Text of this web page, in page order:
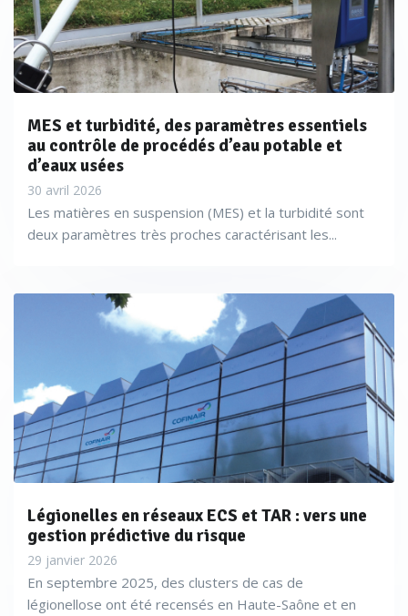
MES et turbidité, des paramètres essentiels
au contrôle de procédés d’eau potable et
d’eaux usées
30 avril 2026
Les matières en suspension (MES) et la turbidité sont
deux paramètres très proches caractérisant les...
Légionelles en réseaux ECS et TAR : vers une
gestion prédictive du risque
29 janvier 2026
En septembre 2025, des clusters de cas de
légionellose ont été recensés en Haute-Saône et en